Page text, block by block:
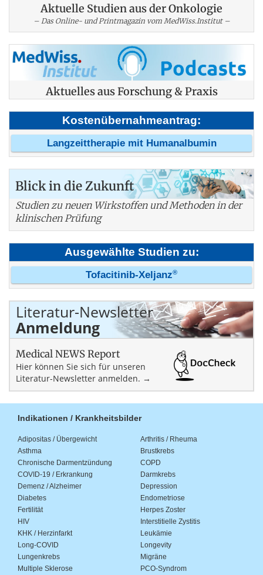
Aktuelle Studien aus der Onkologie
– Das Online- und Printmagazin vom MedWiss.Institut –
Aktuelles aus Forschung & Praxis
Kostenübernahmeantrag:
Langzeittherapie mit Humanalbumin
Blick in die Zukunft
Studien zu neuen Wirkstoffen und Methoden in der
klinischen Prüfung
Ausgewählte Studien zu:
Tofacitinib-Xeljanz®
Literatur-Newsletter
Anmeldung
Medical NEWS Report
Hier können Sie sich für unseren
Literatur-Newsletter anmelden. →
Indikationen / Krankheitsbilder
Adipositas / Übergewicht
Arthritis / Rheuma
Asthma
Brustkrebs
Chronische Darmentzündung
COPD
COVID-19 / Erkrankung
Darmkrebs
Demenz / Alzheimer
Depression
Diabetes
Endometriose
Fertilität
Herpes Zoster
HIV
Interstitielle Zystitis
KHK / Herzinfarkt
Leukämie
Long-COVID
Longevity
Lungenkrebs
Migräne
Multiple Sklerose
PCO-Syndrom